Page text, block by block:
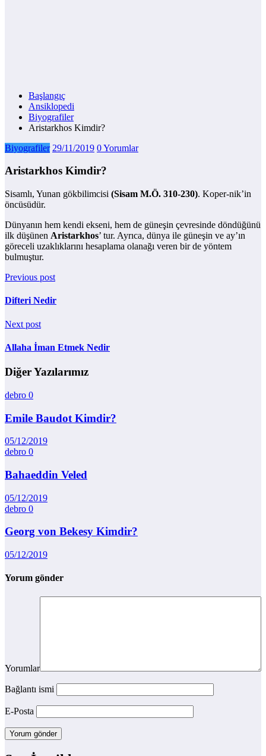
Başlangıç
Ansiklopedi
Biyografiler
Aristarkhos Kimdir?
Biyografiler 29/11/2019 0 Yorumlar
Aristarkhos Kimdir?
Sisamlı, Yunan gökbilimcisi (Sisam M.Ö. 310-230). Koper-nik’in
öncüsüdür.
Dünyanın hem kendi ekseni, hem de güneşin çevresinde döndüğünü
ilk düşünen Aristarkhos’ tur. Ayrıca, dünya ile güneşin ve ay’ın
göreceli uzaklıklarını hesaplama olanağı veren bir de yöntem
bulmuştur.
Previous post
Difteri Nedir
Next post
Allaha İman Etmek Nedir
Diğer Yazılarımız
debro 0
Emile Baudot Kimdir?
05/12/2019
debro 0
Bahaeddin Veled
05/12/2019
debro 0
Georg von Bekesy Kimdir?
05/12/2019
Yorum gönder
Yorumlar
Bağlantı ismi
E-Posta